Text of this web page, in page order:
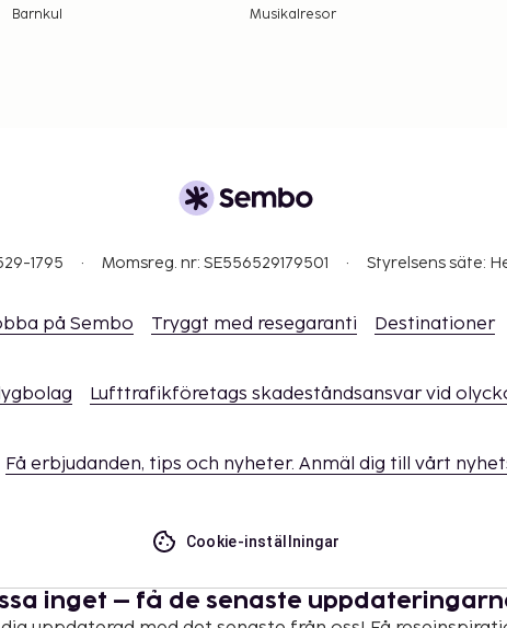
vårdnadshavares
kontaktar boendet
om avgifter).
Barnkul Musikalresor
1795 Momsreg. nr: SE556529179501 Styrelsens säte:
på Sembo Tryggt med resegaranti Destinationer
Lufttrafikföretags skadeståndsansvar vid
Få erbjudanden, tips och nyheter. Anmäl dig till vårt
Cookie-inställningar
inget – få de senaste